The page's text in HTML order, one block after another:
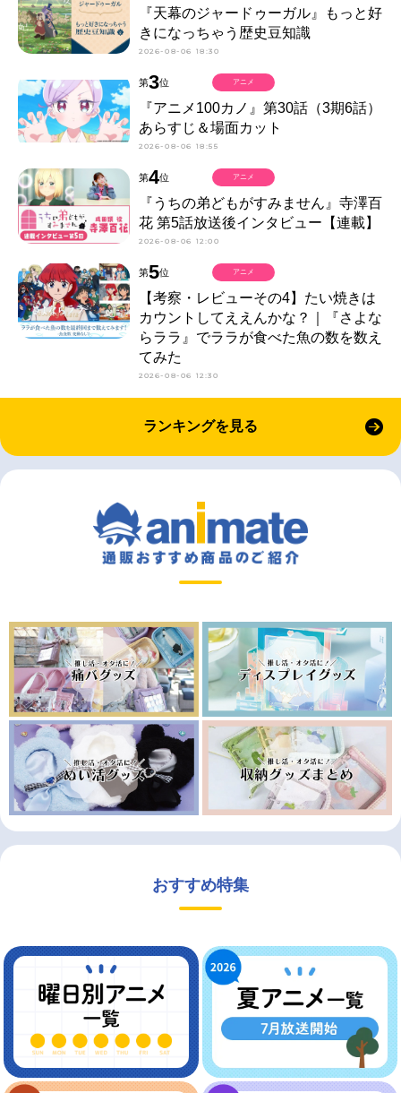
『天幕のジャードゥーガル』もっと好
きになっちゃう歴史豆知識
2026-08-06 18:30
第3位
『アニメ100カノ』第30話（3期6話）
あらすじ＆場面カット
2026-08-06 18:55
アニメ
第4位
『うちの弟どもがすみません』寺澤百
花 第5話放送後インタビュー【連載】
2026-08-06 12:00
アニメ
第5位
【考察・レビューその4】たい焼きは
カウントしてええんかな？｜『さよな
らララ』でララが食べた魚の数を数え
てみた
2026-08-06 12:30
アニメ
ランキングを見る
おすすめ特集